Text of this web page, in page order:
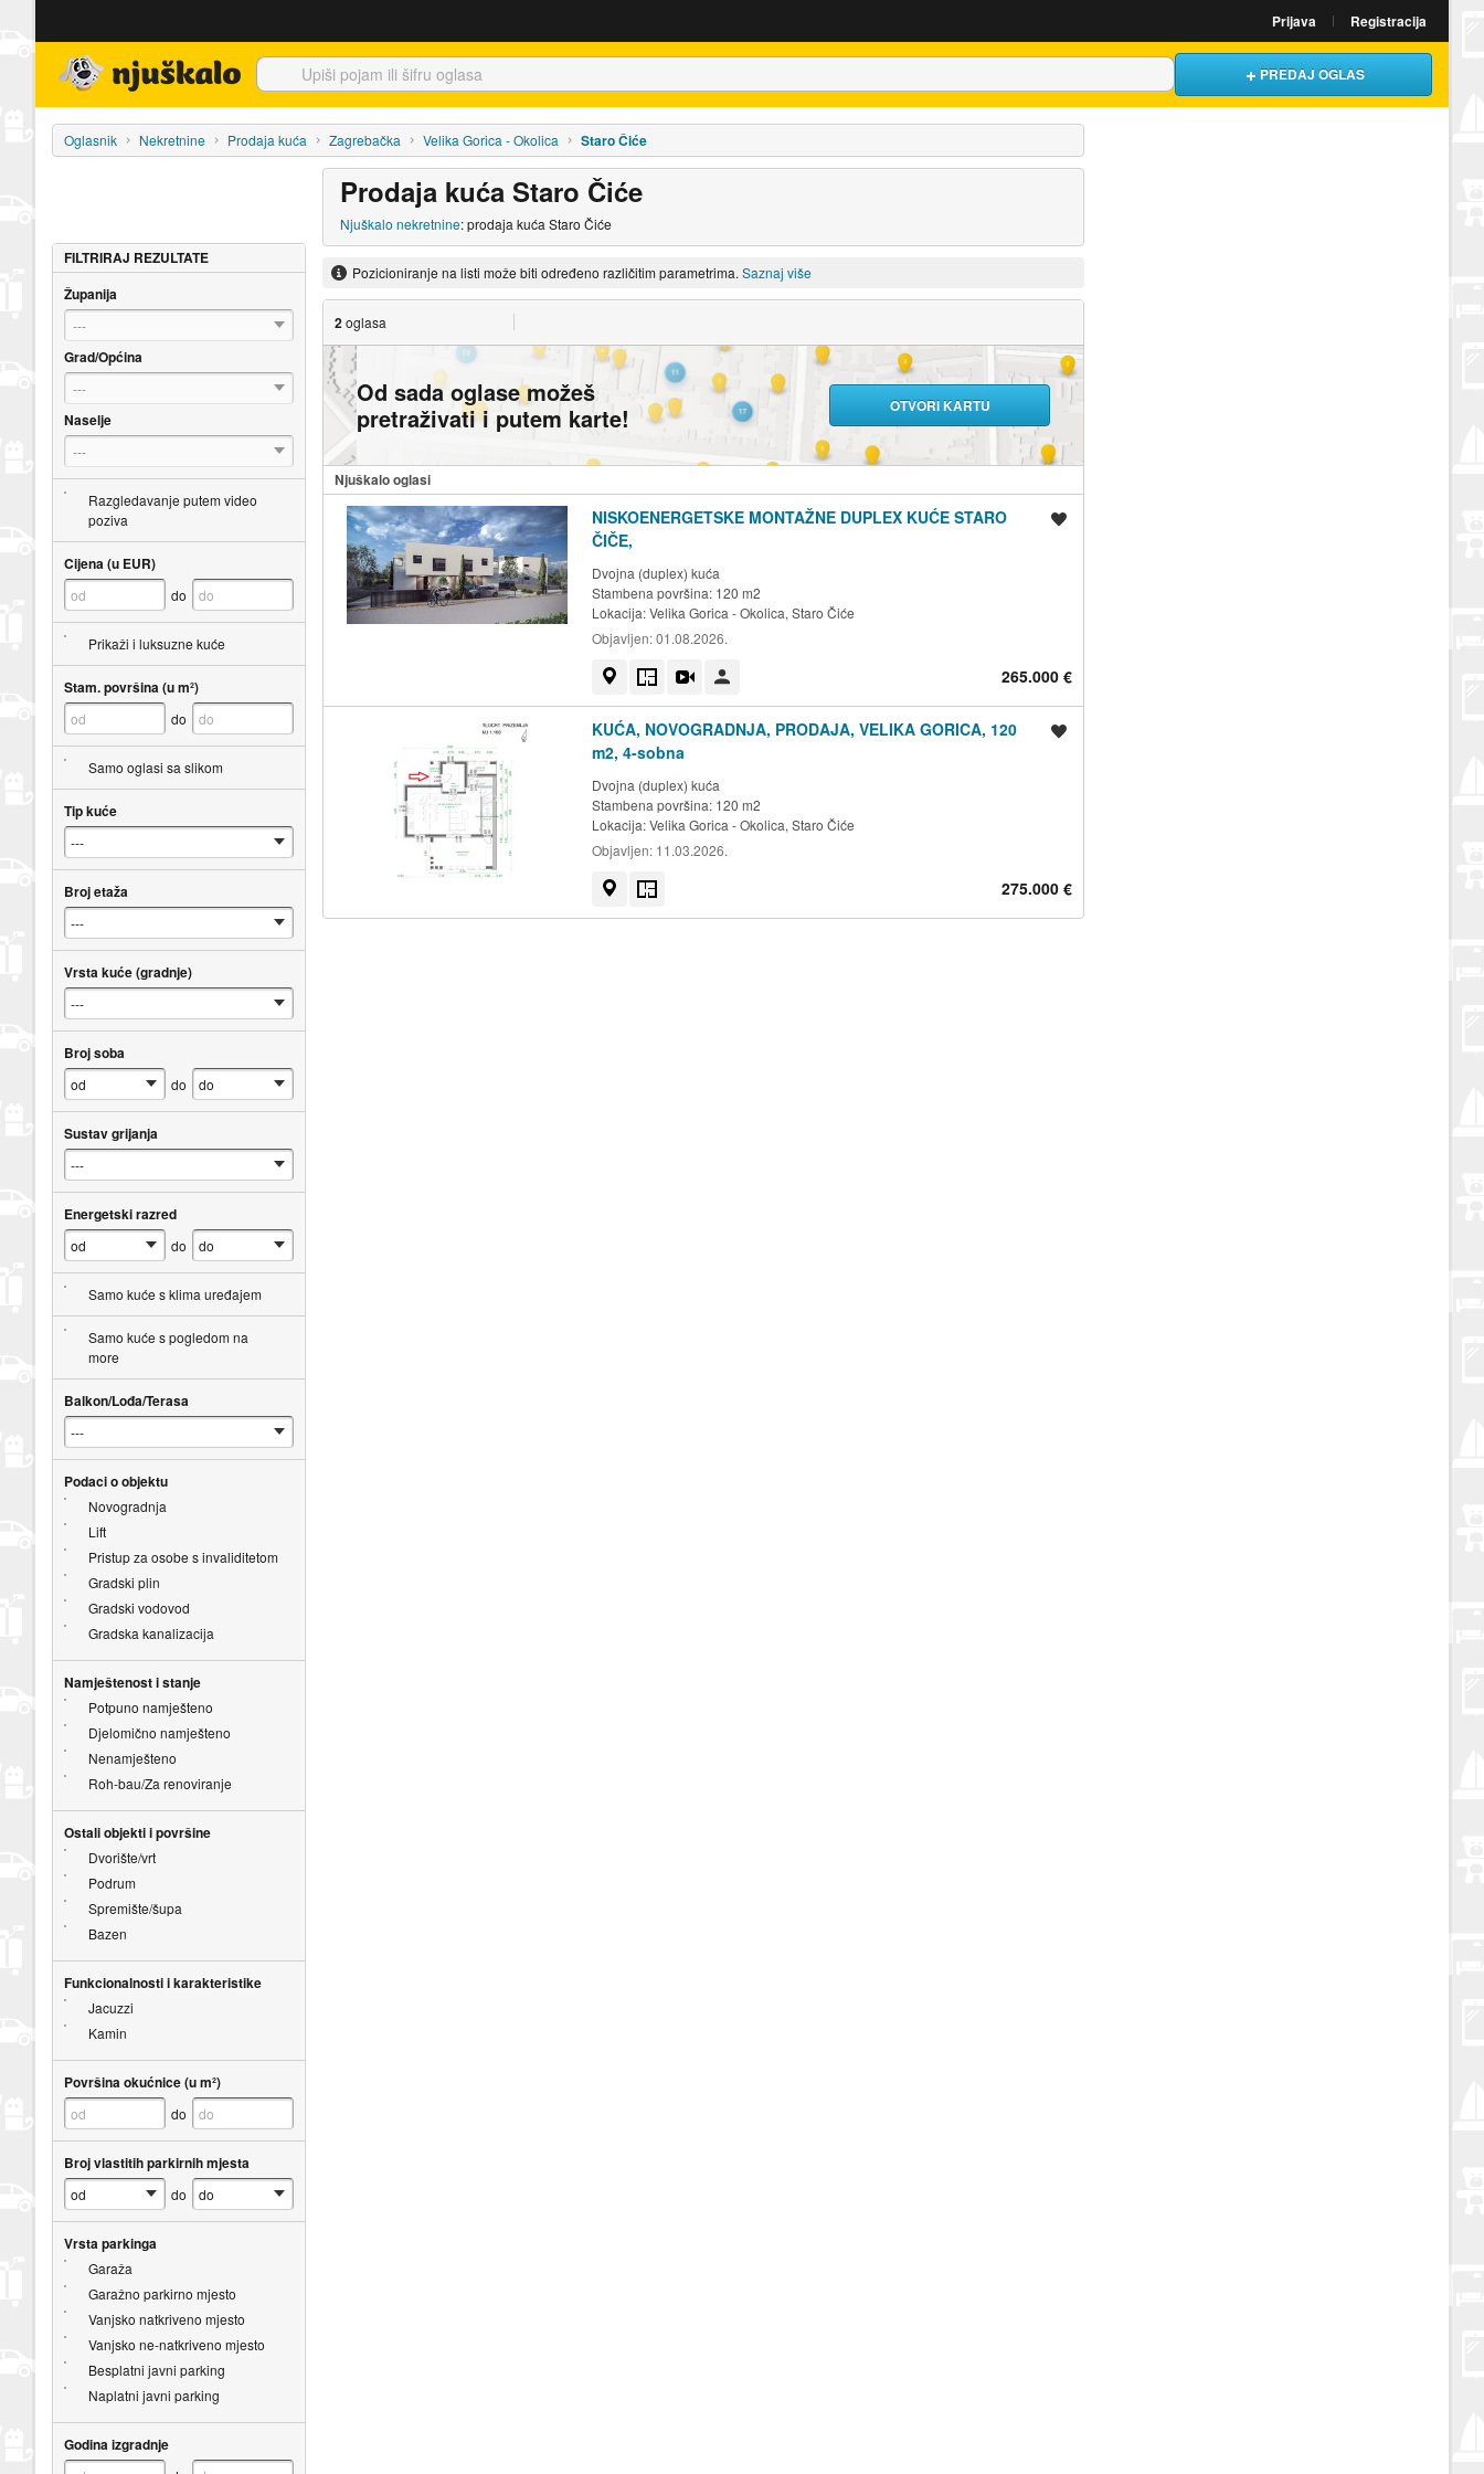
Prijava Registracija
PREDAJ OGLAS
Oglasnik Nekretnine Prodaja kuća Zagrebačka Velika Gorica - Okolica Staro Čiće
Prodaja kuća Staro Čiće
Njuškalo nekretnine: prodaja kuća Staro Čiće
Pozicioniranje na listi može biti određeno različitim parametrima. Saznaj više
2oglasa
Od sada oglase možeš
pretraživati i putem karte!
OTVORI KARTU
Njuškalo oglasi
NISKOENERGETSKE MONTAŽNE DUPLEX KUĆE STARO
ČIČE,
Dvojna (duplex) kuća
Stambena površina: 120 m2
Lokacija:Velika Gorica - Okolica, Staro Čiće
Objavljen:01.08.2026.
265.000 €
KUĆA, NOVOGRADNJA, PRODAJA, VELIKA GORICA, 120
m2, 4-sobna
Dvojna (duplex) kuća
Stambena površina: 120 m2
Lokacija:Velika Gorica - Okolica, Staro Čiće
Objavljen: 11.03.2026.
275.000 €
FILTRIRAJ REZULTATE
Županija
---
Grad/Općina
---
Naselje
---
Razgledavanje putem video
poziva
Cijena (u EUR)
do
Prikaži i luksuzne kuće
Stam. površina (u m²)
do
Samo oglasi sa slikom
Tip kuće
Broj etaža
Vrsta kuće (gradnje)
Broj soba
do
Sustav grijanja
Energetski razred
do
Samo kuće s klima uređajem
Samo kuće s pogledom na
more
Balkon/Lođa/Terasa
Podaci o objektu
Novogradnja
Lift
Pristup za osobe s invaliditetom
Gradski plin
Gradski vodovod
Gradska kanalizacija
Namještenost i stanje
Potpuno namješteno
Djelomično namješteno
Nenamješteno
Roh-bau/Za renoviranje
Ostali objekti i površine
Dvorište/vrt
Podrum
Spremište/šupa
Bazen
Funkcionalnosti i karakteristike
Jacuzzi
Kamin
Površina okućnice (u m²)
do
Broj vlastitih parkirnih mjesta
do
Vrsta parkinga
Garaža
Garažno parkirno mjesto
Vanjsko natkriveno mjesto
Vanjsko ne-natkriveno mjesto
Besplatni javni parking
Naplatni javni parking
Godina izgradnje